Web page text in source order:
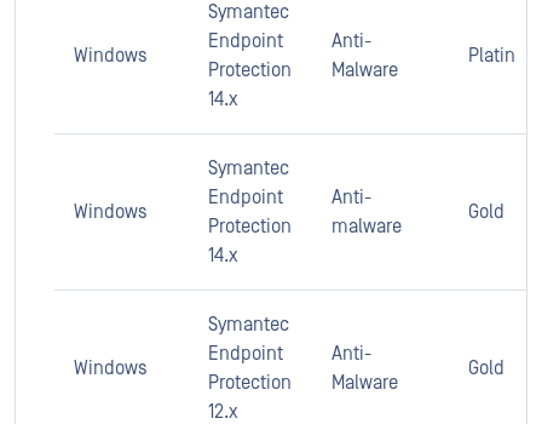
Windows
Symantec
Endpoint
Protection
14.x
Anti-
Malware
Platin
Windows
Symantec
Endpoint
Protection
14.x
Anti-
malware
Gold
Windows
Symantec
Endpoint
Protection
12.x
Anti-
Malware
Gold